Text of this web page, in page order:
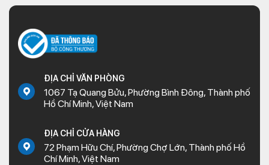
ĐỊA CHỈ VĂN PHÒNG
1067 Tạ Quang Bửu, Phường Bình Đông, Thành phố
Hồ Chí Minh, Việt Nam
ĐỊA CHỈ CỬA HÀNG
72 Phạm Hữu Chí, Phường Chợ Lớn, Thành phố Hồ
Chí Minh, Việt Nam